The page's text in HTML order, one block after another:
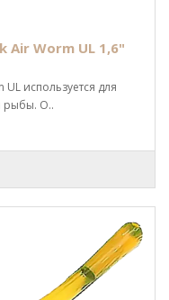
Air Worm UL 1,6"
используется для
рыбы. О..